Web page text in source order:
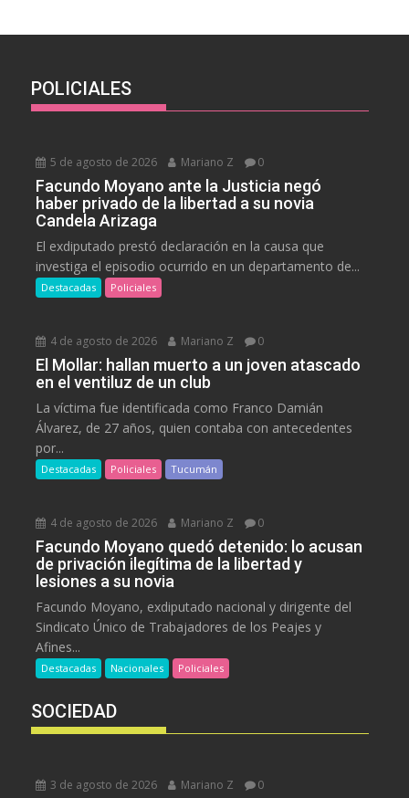
POLICIALES
5 de agosto de 2026 Mariano Z 0
Facundo Moyano ante la Justicia negó
haber privado de la libertad a su novia
Candela Arizaga
El exdiputado prestó declaración en la causa que
investiga el episodio ocurrido en un departamento de...
Destacadas Policiales
4 de agosto de 2026 Mariano Z 0
El Mollar: hallan muerto a un joven atascado
en el ventiluz de un club
La víctima fue identificada como Franco Damián
Álvarez, de 27 años, quien contaba con antecedentes
por...
Destacadas Policiales Tucumán
4 de agosto de 2026 Mariano Z 0
Facundo Moyano quedó detenido: lo acusan
de privación ilegítima de la libertad y
lesiones a su novia
Facundo Moyano, exdiputado nacional y dirigente del
Sindicato Único de Trabajadores de los Peajes y
Afines...
Destacadas Nacionales Policiales
SOCIEDAD
3 de agosto de 2026 Mariano Z 0